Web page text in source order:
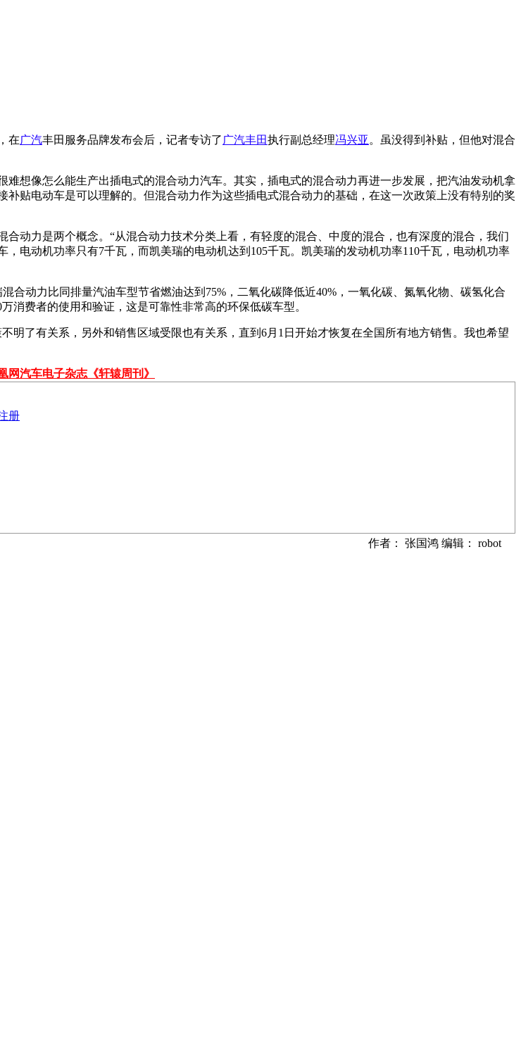
在广汽丰田服务品牌发布会后，记者专访了 广汽丰田执行副总经理冯兴亚 。虽没得到补贴，但他对混合
想像怎么能生产出插电式的混合动力汽车。其实，插电式的混合动力再进一步发展，把汽油发动机拿
补贴电动车是可以理解的。但混合动力作为这些插电式混合动力的基础，在这一次政策上没有特别的奖
动力是两个概念。“从混合动力技术分类上看，有轻度的混合、中度的混合，也有深度的混合，我们
电动机功率只有7千瓦，而凯美瑞的电动机达到105千瓦。凯美瑞的发动机功率110千瓦，电动机功率
合动力比同排量汽油车型节省燃油达到75%，二氧化碳降低近40%，一氧化碳、氮氧化物、碳氢化合
消费者的使用和验证，这是可靠性非常高的环保低碳车型。
明了有关系，另外和销售区域受限也有关系，直到6月1日开始才恢复在全国所有地方销售。我也希望
网汽车电子杂志《轩辕周刊》
册
作者： 张国鸿 编辑： robot